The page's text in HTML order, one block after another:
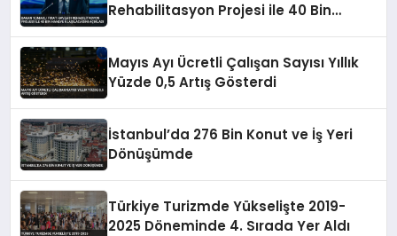
Rehabilitasyon Projesi ile 40 Bin
Mayıs Ayı Ücretli Çalışan Sayısı Yıllık
Yüzde 0,5 Artış Gösterdi
İstanbul’da 276 Bin Konut ve İş Yeri
Dönüşümde
Türkiye Turizmde Yükselişte 2019-
2025 Döneminde 4. Sırada Yer Aldı